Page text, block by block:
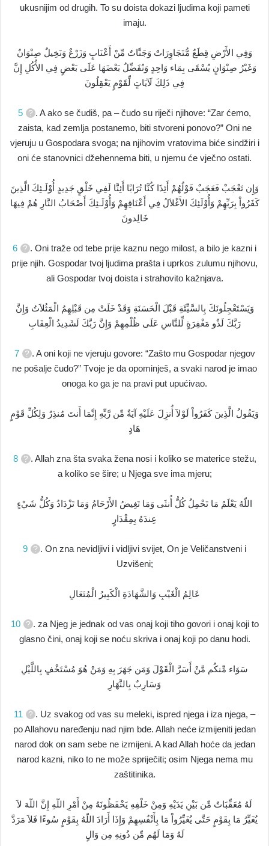
ukusnijim od drugih. To su doista dokazi ljudima koji pameti
imaju.
وَفِي الأَرْضِ قِطَعٌ مُّتَجَاوِرَاتٌ وَجَنَّاتٌ مِّنْ أَعْنَابٍ وَزَرْعٌ وَنَخِيلٌ صِنْوَانٌ
وَغَيْرُ صِنْوَانٍ يُسْقَى بِمَاء وَاحِدٍ وَنُفَضِّلُ بَعْضَهَا عَلَى بَعْضٍ فِي الأُكُلِ إِنَّ
فِي ذَلِكَ لَآيَاتٍ لِّقَوْمٍ يَعْقِلُونَ
5
. A ako se čudiš, pa – čudo su riječi njihove: “Zar ćemo,
zaista, kad zemlja postanemo, biti stvoreni ponovo?” Oni ne
vjeruju u Gospodara svoga; na njihovim vratovima biće sindžiri i
oni će stanovnici džehennema biti, u njemu će vječno ostati.
وَإِن تَعْجَبْ فَعَجَبٌ قَوْلُهُمْ أَئِذَا كُنَّا تُرَابًا أَئِنَّا لَفِي خَلْقٍ جَدِيدٍ أُوْلَـئِكَ الَّذِينَ
كَفَرُواْ بِرَبِّهِمْ وَأُوْلَئِكَ الأَغْلاَلُ فِي أَعْنَاقِهِمْ وَأُوْلَـئِكَ أَصْحَابُ النَّارِ هُمْ فِيهَا
خَالِدونَ
6
. Oni traže od tebe prije kaznu nego milost, a bilo je kazni i
prije njih. Gospodar tvoj ljudima prašta i uprkos zulumu njihovu,
ali Gospodar tvoj doista i strahovito kažnjava.
وَيَسْتَعْجِلُونَكَ بِالسَّيِّئَةِ قَبْلَ الْحَسَنَةِ وَقَدْ خَلَتْ مِن قَبْلِهِمُ الْمَثُلاَتُ وَإِنَّ
رَبَّكَ لَذُو مَغْفِرَةٍ لِّلنَّاسِ عَلَى ظُلْمِهِمْ وَإِنَّ رَبَّكَ لَشَدِيدُ الْعِقَابِ
7
. A oni koji ne vjeruju govore: “Zašto mu Gospodar njegov
ne pošalje čudo?” Tvoje je da opominješ, a svaki narod je imao
onoga ko ga je na pravi put upućivao.
وَيَقُولُ الَّذِينَ كَفَرُواْ لَوْلآ أُنزِلَ عَلَيْهِ آيَةٌ مِّن رَّبِّهِ إِنَّمَا أَنتَ مُنذِرٌ وَلِكُلِّ قَوْمٍ
هَادٍ
8
. Allah zna šta svaka žena nosi i koliko se materice stežu,
a koliko se šire; u Njega sve ima mjeru;
اللّهُ يَعْلَمُ مَا تَحْمِلُ كُلُّ أُنثَى وَمَا تَغِيضُ الأَرْحَامُ وَمَا تَزْدَادُ وَكُلُّ شَيْءٍ
عِندَهُ بِمِقْدَارٍ
9
. On zna nevidljivi i vidljivi svijet, On je Veličanstveni i
Uzvišeni;
عَالِمُ الْغَيْبِ وَالشَّهَادَةِ الْكَبِيرُ الْمُتَعَالِ
10
. za Njeg je jednak od vas onaj koji tiho govori i onaj koji to
glasno čini, onaj koji se noću skriva i onaj koji po danu hodi.
سَوَاء مِّنكُم مَّنْ أَسَرَّ الْقَوْلَ وَمَن جَهَرَ بِهِ وَمَنْ هُوَ مُسْتَخْفٍ بِاللَّيْلِ
وَسَارِبٌ بِالنَّهَارِ
11
. Uz svakog od vas su meleki, ispred njega i iza njega, –
po Allahovu naređenju nad njim bde. Allah neće izmijeniti jedan
narod dok on sam sebe ne izmijeni. A kad Allah hoće da jedan
narod kazni, niko to ne može spriječiti; osim Njega nema mu
zaštitinika.
لَهُ مُعَقِّبَاتٌ مِّن بَيْنِ يَدَيْهِ وَمِنْ خَلْفِهِ يَحْفَظُونَهُ مِنْ أَمْرِ اللّهِ إِنَّ اللّهَ لاَ
يُغَيِّرُ مَا بِقَوْمٍ حَتَّى يُغَيِّرُواْ مَا بِأَنْفُسِهِمْ وَإِذَا أَرَادَ اللّهُ بِقَوْمٍ سُوءًا فَلاَ مَرَدَّ
لَهُ وَمَا لَهُم مِّن دُونِهِ مِن وَالٍ